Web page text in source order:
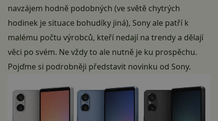
navzájem hodně podobných (ve světě chytrých
hodinek je situace bohudíky jiná), Sony ale patří k
malému počtu výrobců, kteří nedají na trendy a dělají
věci po svém. Ne vždy to ale nutně je ku prospěchu.
Pojďme si podrobněji představit novinku od Sony.